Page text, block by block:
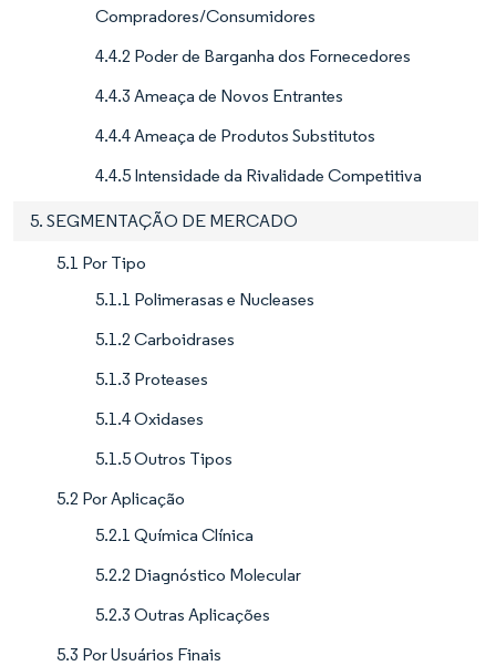
Compradores/Consumidores
4.4.2 Poder de Barganha dos Fornecedores
4.4.3 Ameaça de Novos Entrantes
4.4.4 Ameaça de Produtos Substitutos
4.4.5 Intensidade da Rivalidade Competitiva
5. SEGMENTAÇÃO DE MERCADO
5.1 Por Tipo
5.1.1 Polimerasas e Nucleases
5.1.2 Carboidrases
5.1.3 Proteases
5.1.4 Oxidases
5.1.5 Outros Tipos
5.2 Por Aplicação
5.2.1 Química Clínica
5.2.2 Diagnóstico Molecular
5.2.3 Outras Aplicações
5.3 Por Usuários Finais